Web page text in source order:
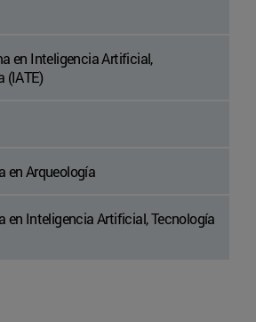
en Inteligencia Artificial,
(IATE)
en Arqueología
en Inteligencia Artificial, Tecnología